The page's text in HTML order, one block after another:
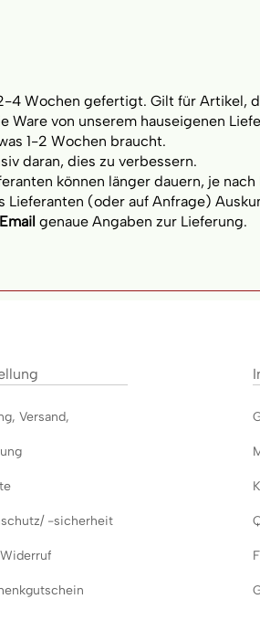
4 Wochen gefertigt. Gilt für Artikel,
Ware von unserem hauseigenen
1-2 Wochen braucht.
daran, dies zu verbessern.
können länger dauern, je
(oder auf Anfrage)
genaue Angaben zur Lieferung.
, Versand,
-sicherheit
Widerruf